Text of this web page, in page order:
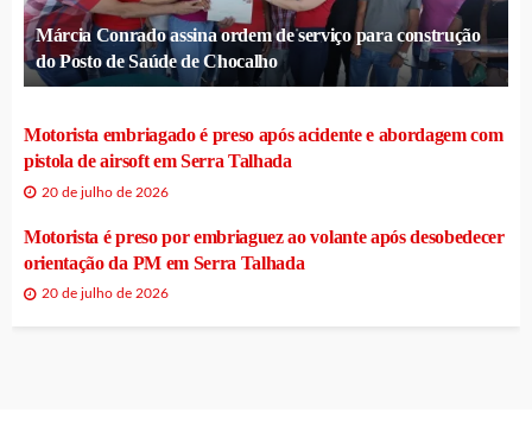
Márcia Conrado assina ordem de serviço para construção
do Posto de Saúde de Chocalho
Motorista embriagado é preso após acidente e abordagem com
pistola de airsoft em Serra Talhada
20 de julho de 2026
Motorista é preso por embriaguez ao volante após desobedecer
orientação da PM em Serra Talhada
20 de julho de 2026